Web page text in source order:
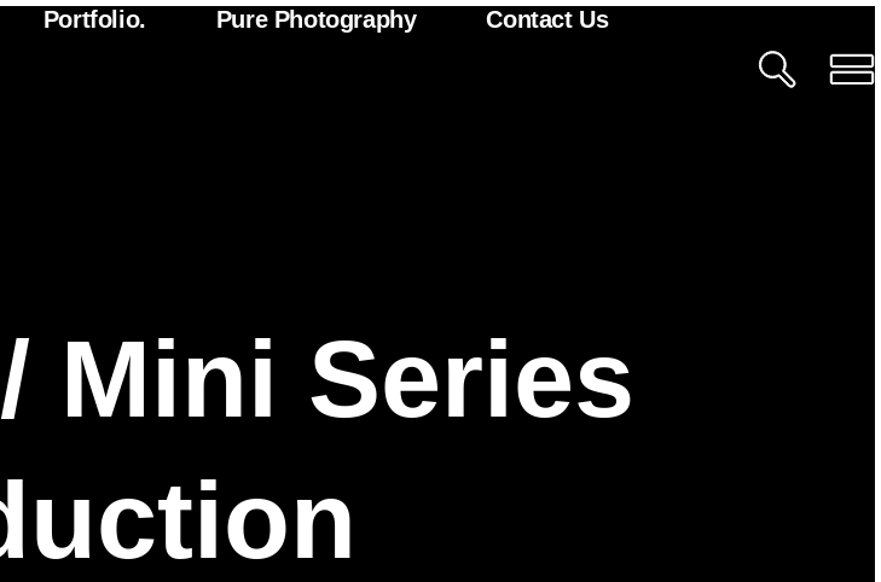
Portfolio. Pure Photography Contact Us
Mini Series